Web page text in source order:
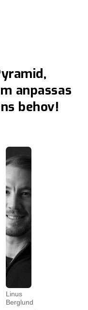
anpassas
behov!
Linus
Berglund